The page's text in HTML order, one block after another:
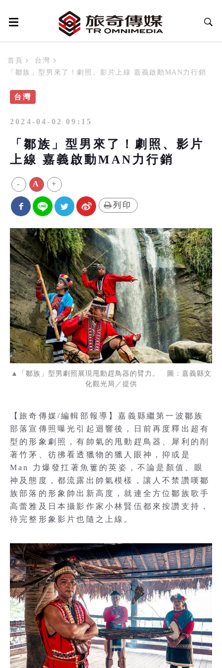
首頁
台灣
「鄒族」型男來了！劇照、影片上線 嘉義啟動MAN力行銷
台灣
2024-04-02 09:15
「鄒族」型男來了！劇照、影片
上線 嘉義啟動MAN力行銷
- A +
列印
▲「鄒族」型男劇照展現甩動趕鳥器的臂力。 圖：嘉義縣文
化觀光局／提供
【旅奇傳媒/編輯部報導】嘉義縣繼第一波鄒族
部落宣傳照曝光引起迴響後，日前再度釋出超有
型的形象劇照，有帥氣的甩動趕鳥器、犀利的削
著竹茅、彷彿看透獵物的獵人眼神，抑或是
Man 力爆發扛著魚簍的英姿，不論是顏值、眼
神及態度，都流露出帥氣模樣，讓人不禁讚嘆鄒
族部落的形象帥出新高度，就連全方位鄒族歌手
高蕾雅及日本攝影作家小林賢伍都來按讚支持，
待完整形象影片也隨之上線。